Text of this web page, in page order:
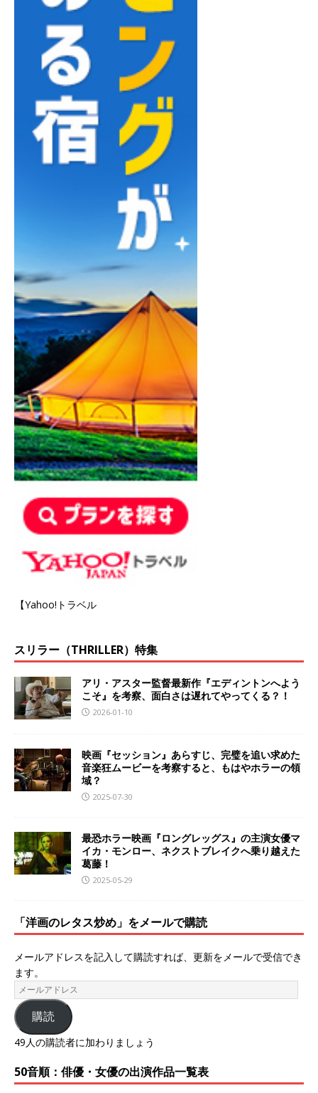
【Yahoo!トラベル
スリラー（THRILLER）特集
アリ・アスター監督最新作『エディントンへよう
こそ』を考察、面白さは遅れてやってくる？！
2026-01-10
映画『セッション』あらすじ、完璧を追い求めた
音楽狂ムービーを考察すると、もはやホラーの領
域？
2025-07-30
最恐ホラー映画『ロングレッグス』の主演女優マ
イカ・モンロー、ネクストブレイクへ乗り越えた
葛藤！
2025-05-29
「洋画のレタス炒め」をメールで購読
メールアドレスを記入して購読すれば、更新をメールで受信でき
ます。
購読
49人の購読者に加わりましょう
50音順：俳優・女優の出演作品一覧表